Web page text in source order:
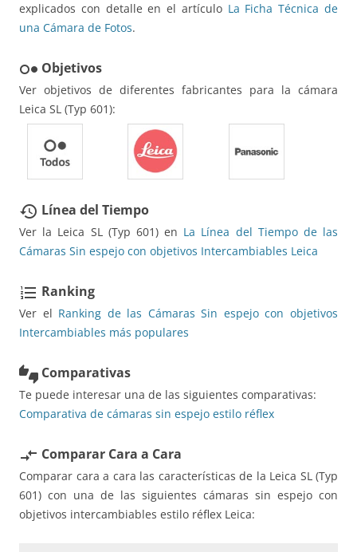
explicados con detalle en el artículo La Ficha Técnica de
una Cámara de Fotos.
hdr_weak Objetivos
Ver objetivos de diferentes fabricantes para la cámara
Leica SL (Typ 601):
restore Línea del Tiempo
Ver la Leica SL (Typ 601) en La Línea del Tiempo de las
Cámaras Sin espejo con objetivos Intercambiables Leica
format_list_numbered Ranking
Ver el Ranking de las Cámaras Sin espejo con objetivos
Intercambiables más populares
thumbs_up_down Comparativas
Te puede interesar una de las siguientes comparativas:
Comparativa de cámaras sin espejo estilo réflex
compare_arrows Comparar Cara a Cara
Comparar cara a cara las características de la Leica SL (Typ
601) con una de las siguientes cámaras sin espejo con
objetivos intercambiables estilo réflex Leica: